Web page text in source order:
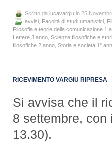
Scritto da lucavargiu in 25
avvisi Facoltà di studi umanistici
Filosofia e teorie della comunicazione 1
Lettere 3 anno Scienze filosofiche e
filosofiche 2 anno Storia e società 1°
RICEVIMENTO VARGIU RIPRESA
Si avvisa che il
8 settembre, con
13.30).